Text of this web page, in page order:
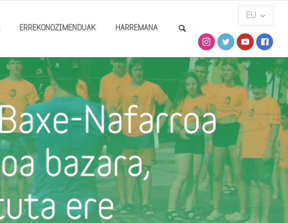
ERREKONOZIMENDUAK HARREMANA